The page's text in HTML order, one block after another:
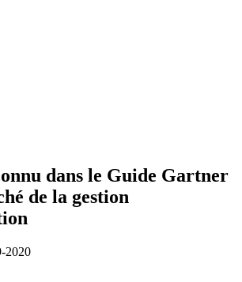
dans le Guide Gartner
de la gestion
2020